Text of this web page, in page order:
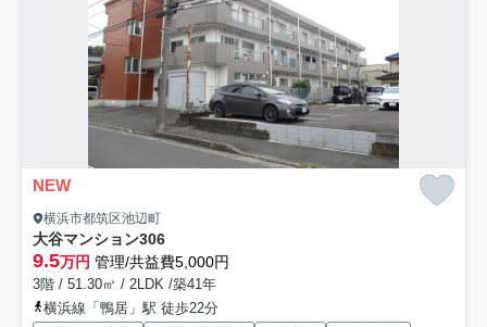
NEW
横浜市都筑区池辺町
大谷マンション306
9.5万円 管理/共益費5,000円
3階 / 51.30㎡ / 2LDK /築41年
横浜線「鴨居」駅 徒歩22分